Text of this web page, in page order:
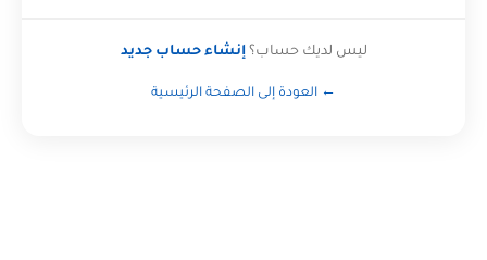
ليس لديك حساب؟إنشاء حساب جديد
← العودة إلى الصفحة الرئيسية